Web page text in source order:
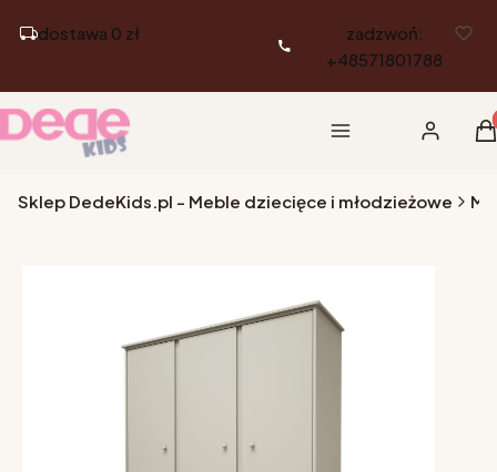
dostawa 0 zł
zadzwoń:
+48571801788
Menu Zaloguj się
Sklep DedeKids.pl - Meble dziecięce i młodzieżowe